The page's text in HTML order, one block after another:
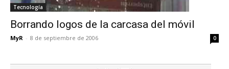
Tecnología
Borrando logos de la carcasa del móvil
MyR - 8 de septiembre de 2006 0